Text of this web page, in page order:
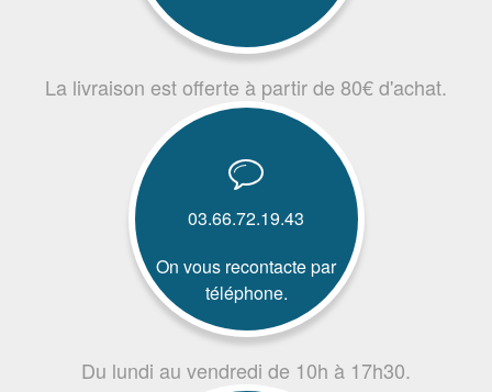
La livraison est offerte à partir de 80€ d'achat.
03.66.72.19.43
On vous recontacte par
téléphone.
Du lundi au vendredi de 10h à 17h30.